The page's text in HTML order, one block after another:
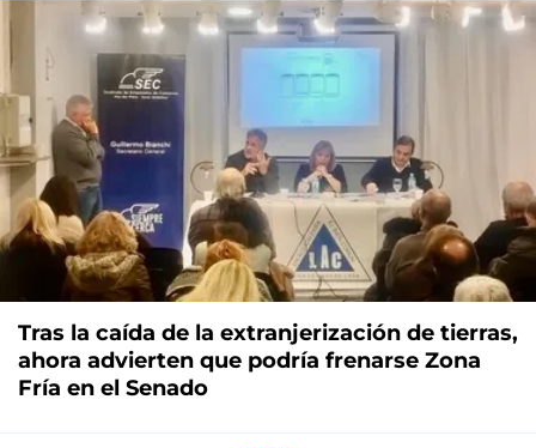
Tras la caída de la extranjerización de tierras,
ahora advierten que podría frenarse Zona
Fría en el Senado